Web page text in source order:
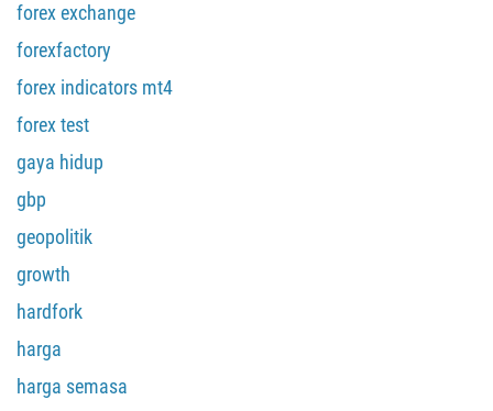
forex exchange
forexfactory
forex indicators mt4
forex test
gaya hidup
gbp
geopolitik
growth
hardfork
harga
harga semasa